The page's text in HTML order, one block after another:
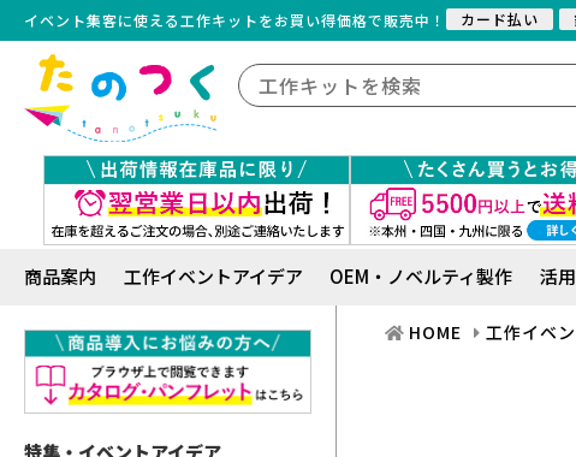
イベント集客に使える工作キットをお買い得価格で販売中！ カード払い
商品案内 工作イベントアイデア OEM・ノベルティ製作 活
HOME 工作イベ